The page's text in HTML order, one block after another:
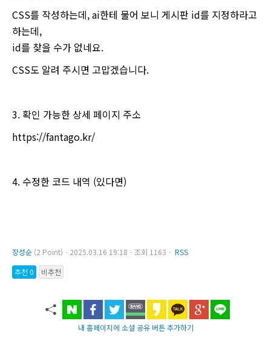
CSS를 작성하는데, ai한테 물어 보니 게시판 id를 지정하라고
하는데,
id를 찾을 수가 없네요.
CSS도 알려 주시면 고맙겠습니다.
3. 확인 가능한 상세 페이지 주소
https://fantago.kr/
4. 수정한 코드 내역 (있다면)
장성순 (2 Point)ㆍ2025.03.16 19:18ㆍ조회 1163ㆍ RSS
추천 0
비추천
내 홈페이지에 소셜 공유 버튼 추가하기